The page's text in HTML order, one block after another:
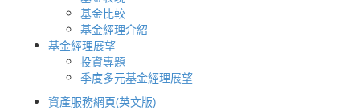
基金比較
基金經理介紹
基金經理展望
投資專題
季度多元基金經理展望
資產服務網頁(英文版)
聯絡我們
如果您想進一步了解我們的產品及服
務，請致電我們:
成員熱線
2298 9333
僱主熱線
2298 9388